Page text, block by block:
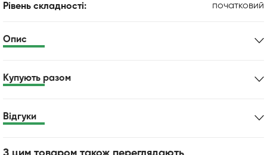
Рівень складності: початковий
Опис
Купують разом
Відгуки